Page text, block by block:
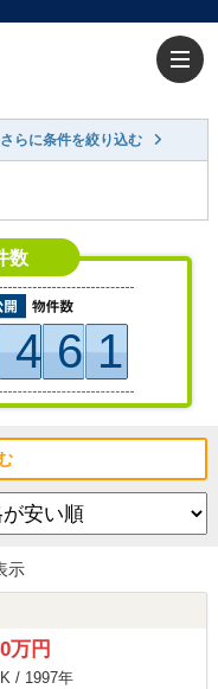
さらに条件を絞り込む
数
461
示
万円
/ 1997年